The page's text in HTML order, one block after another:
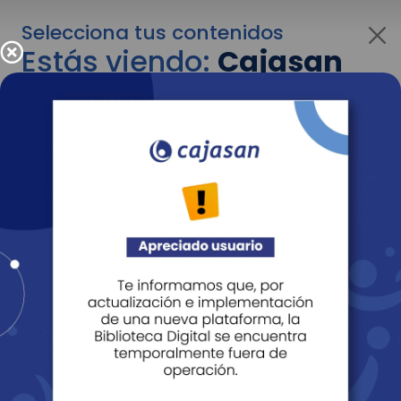
Selecciona tus contenidos
Estás viendo:Cajasan
para personas
Para cambiar al contenido de tu interés más
adelante recuerda utilizar el menú
Entendido